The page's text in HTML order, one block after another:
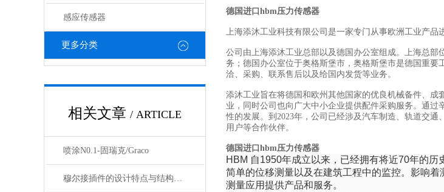
感应传感器
更多分类
相关文章 / ARTICLE
喷涂N0.1-固瑞克/Graco
穆尔接插件的设计特点与结构优化
德国进口hbm压力传感器
上海添沐工业科技有限公司是一家专门从事欧洲工业产品
公司由上海添沐工业总部以及德国办公室组成。上海总
务；德国办公室位于奥格斯堡市，奥格斯堡市是德国重
洽、采购、联系售后以及给国内发货等业务。
添沐工业旨在将德国和欧州其他国家的优良机械备件、
业，同时公司也向广大中小企业提供配件采购服务。通
性的发展。到2023年，公司已经涉及汽车制造、轨道交
用户等合作伙伴。
德国进口hbm压力传感器
HBM 自1950年成立以来，已经拥有将近70年的
简单的位移测量以及在建筑工程中的监控。影响
测量应用提供产品和服务。